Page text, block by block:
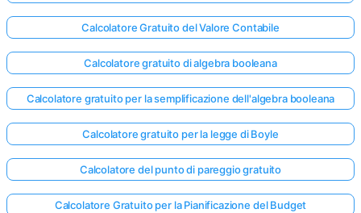
Calcolatore Gratuito del Valore Contabile
Calcolatore gratuito di algebra booleana
Calcolatore gratuito per la semplificazione dell'algebra booleana
Calcolatore gratuito per la legge di Boyle
Calcolatore del punto di pareggio gratuito
Calcolatore Gratuito per la Pianificazione del Budget